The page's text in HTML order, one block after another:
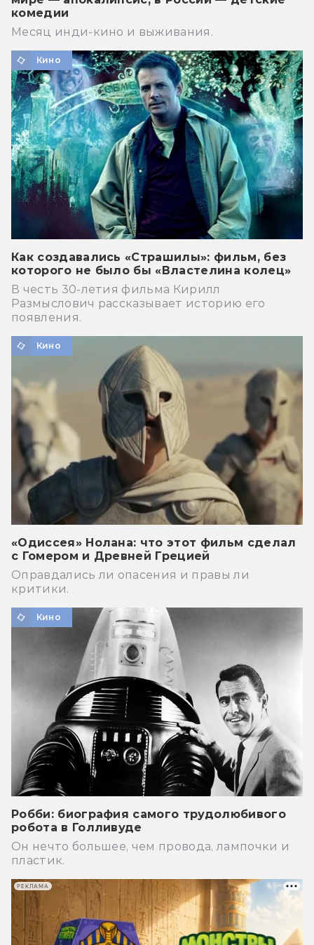
комедии
Месяц инди-кино и выживания.
Кино
Как создавались «Страшилы»: фильм, без
которого не было бы «Властелина колец»
В честь 30-летия фильма Кирилл
Размыслович рассказывает историю его
появления.
Кино
«Одиссея» Нолана: что этот фильм сделал
с Гомером и Древней Грецией
Оправдались ли опасения и правы ли
критики.
Кино
Робби: биография самого трудолюбивого
робота в Голливуде
Он нечто большее, чем провода, лампочки и
пластик.
РЕКЛАМА